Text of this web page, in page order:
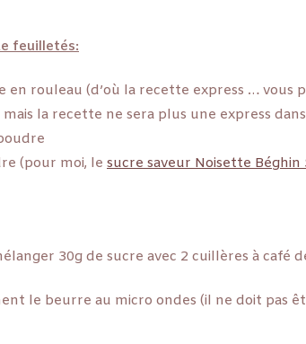
feuilletés:
rouleau (d’où la recette express … vous
la recette ne sera plus une express dans
(pour moi, le sucre saveur Noisette Béghin
30g de sucre avec 2 cuillères à café
le beurre au micro ondes (il ne doit pas